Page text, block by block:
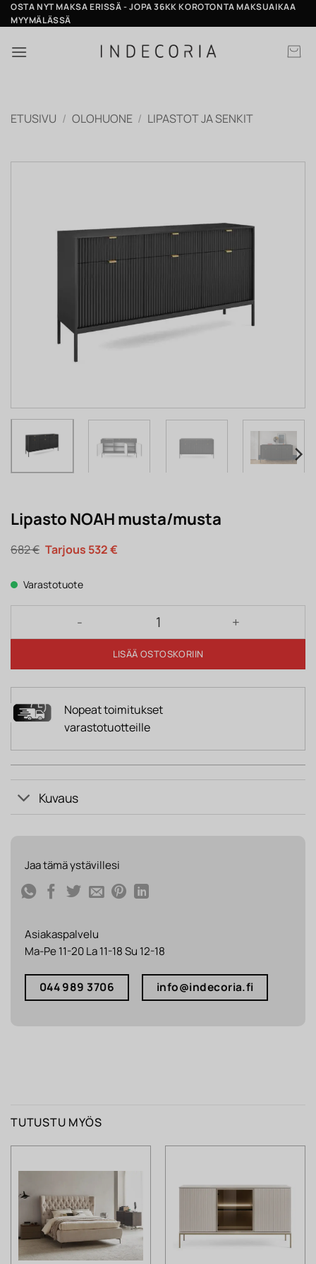
Skip
to
OSTA NYT MAKSA ERISSÄ - JOPA 36KK KOROTONTA MAKSUAIKAA
MYYMÄLÄSSÄ
ETUSIVU / OLOHUONE / LIPASTOT JA SENKIT
Lipasto NOAH musta/musta
682€ Alkuperäinen
hinta
682 €.
532€Nykyinen
Varastotuote
Lipasto NOAH musta/musta määrä
LISÄÄ OSTOSKORIIN
Nopeat toimitukset
varastotuotteille
Kuvaus
Jaa tämä ystävillesi
Asiakaspalvelu
Ma-Pe 11-20 La 11-18 Su 12-18
044 989 3706 info@indecoria.fi
TUTUSTU MYÖS